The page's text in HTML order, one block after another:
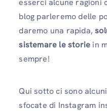
esserci alcune ragioni
blog parleremo delle
daremo una rapida,
sistemare le storie in
sempre!
Qui sotto ci sono alcuni
sfocate di Instagram